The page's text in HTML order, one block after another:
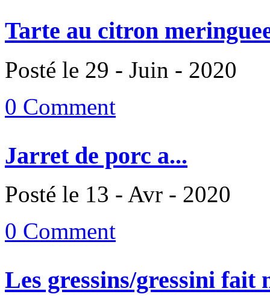
Tarte au citron
Posté le 29 - Juin - 2020
0 Comment
Jarret de porc a...
Posté le 13 - Avr - 2020
0 Comment
Les gressins/gressini fait